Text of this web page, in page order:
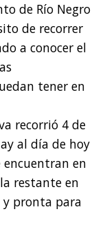
de Río Negro
de recorrer
a conocer el
tener en
recorrió 4 de
al día de hoy
encuentran en
restante en
y pronta para